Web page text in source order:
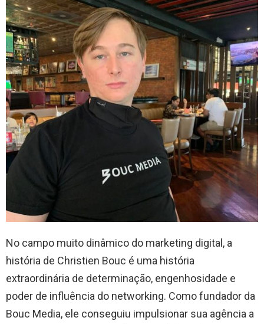
No campo muito dinâmico do marketing digital, a
história de Christien Bouc é uma história
extraordinária de determinação, engenhosidade e
poder de influência do networking. Como fundador da
Bouc Media, ele conseguiu impulsionar sua agência a